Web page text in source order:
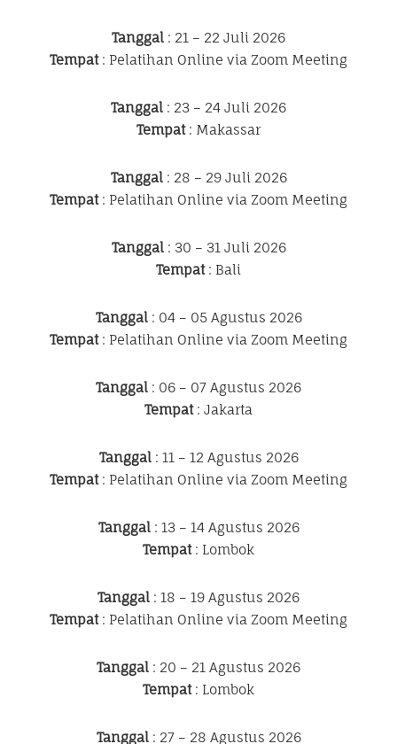
Tanggal : 21 – 22 Juli 2026
Tempat: Pelatihan Online via Zoom Meeting
Tanggal : 23 – 24 Juli 2026
Tempat: Makassar
Tanggal: 28 – 29 Juli 2026
Tempat: Pelatihan Online via Zoom Meeting
Tanggal: 30 – 31 Juli 2026
Tempat: Bali
Tanggal: 04 – 05 Agustus 2026
Tempat: Pelatihan Online via Zoom Meeting
Tanggal : 06 – 07 Agustus 2026
Tempat: Jakarta
Tanggal: 11 – 12 Agustus 2026
Tempat: Pelatihan Online via Zoom Meeting
Tanggal: 13 – 14 Agustus 2026
Tempat: Lombok
Tanggal : 18 – 19 Agustus 2026
Tempat: Pelatihan Online via Zoom Meeting
Tanggal : 20 – 21 Agustus 2026
Tempat: Lombok
Tanggal: 27 – 28 Agustus 2026